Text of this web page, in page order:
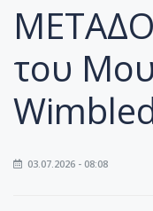
του
03.07.2026 - 08:08